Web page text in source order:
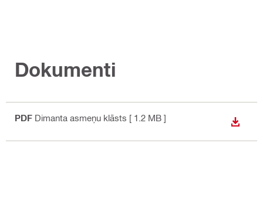
Dokumenti
PDF Dimanta asmeņu klāsts [ 1.2 MB ]